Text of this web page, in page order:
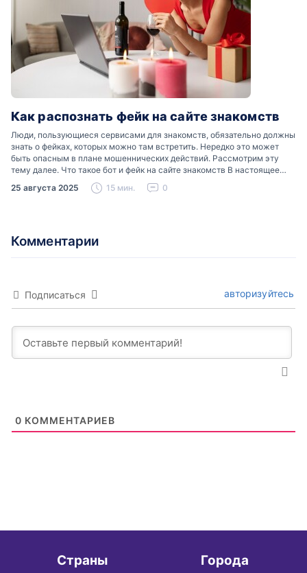
Как распознать фейк на сайте знакомств
Люди, пользующиеся сервисами для знакомств, обязательно должны
знать о фейках, которых можно там встретить. Нередко это может
быть опасным в плане мошеннических действий. Рассмотрим эту
тему далее. Что такое бот и фейк на сайте знакомств В настоящее
время можно встретить свою…
25 августа 2025 15 мин. 0
Комментарии
Подписаться авторизуйтесь
0 КОММЕНТАРИЕВ
Страны Города